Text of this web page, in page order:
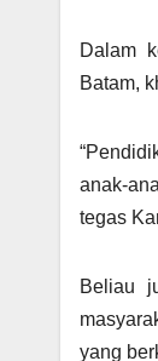
Dalam
Batam,
anak-
tegas
Beliau
yang